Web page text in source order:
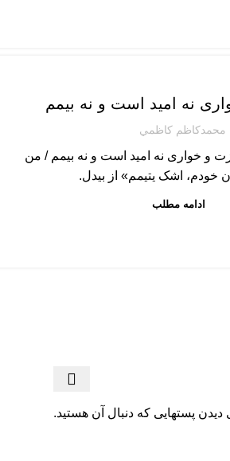
نه امید است و نه بیمم‌
محمدكاظم كاظمي
و خواری نه امید است و نه بیمم / من
خودم، اشک یتیمم» از بیدل.
ادامه مطلب
پستهایی که دنبال آن هستید.